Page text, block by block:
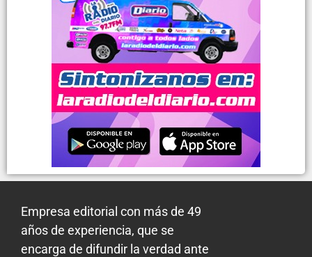
Empresa editorial con más de 49
años de experiencia, que se
encarga de difundir la verdad ante